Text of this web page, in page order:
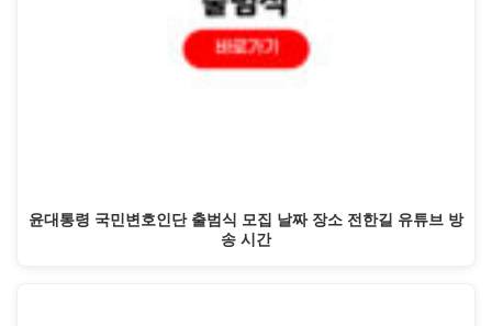
윤대통령 국민변호인단 출범식 모집 날짜 장소 전한길 유튜브 방
송 시간